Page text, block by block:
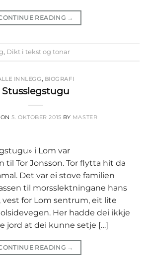
READING →
, Dikt i tekst og tonar
INNLEGG, BIOGRAFI
Stusslegstugu
ON5. OKTOBER 2015 BY MASTER
i Lom var
til Tor Jonsson. Tor flytta hit da
Det var ei stove familien
til morsslektningane hans
vest for Lom sentrum, eit lite
Her hadde dei ikkje
jord at dei kunne setje […]
READING →